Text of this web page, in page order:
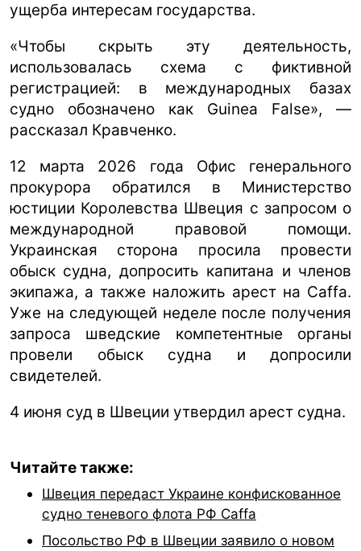
ущерба интересам государства.
«Чтобы скрыть эту деятельность,
использовалась схема с фиктивной
регистрацией: в международных базах
судно обозначено как Guinea False», —
рассказал Кравченко.
12 марта 2026 года Офис генерального
прокурора обратился в Министерство
юстиции Королевства Швеция с запросом о
международной правовой помощи.
Украинская сторона просила провести
обыск судна, допросить капитана и членов
экипажа, а также наложить арест на Caffa.
Уже на следующей неделе после получения
запроса шведские компетентные органы
провели обыск судна и допросили
свидетелей.
4 июня суд в Швеции утвердил арест судна.
Читайте также:
Швеция передаст Украине конфискованное
судно теневого флота РФ Caffa
Посольство РФ в Швеции заявило о новом